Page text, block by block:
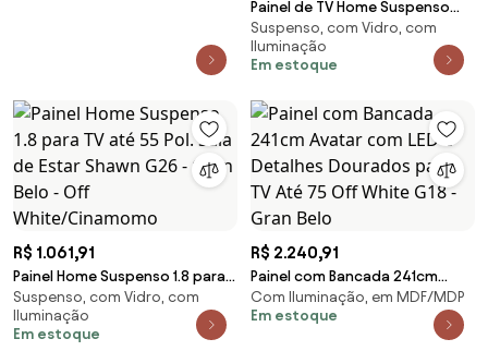
Painel de TV Home Suspenso
Pérola 180cm Imbuia/Preto -
Vizzato - Preto
Suspenso, com Vidro, com
Iluminação
Em estoque
R$ 1.061,91
Painel Home Suspenso 1.8 para
TV até 55 Pol. Sala de Estar
Shawn G26 - Gran Belo - Off
White/Cinamomo
Suspenso, com Vidro, com
Iluminação
Em estoque
R$ 2.240,91
Painel com Bancada 241cm
Avatar com LED e Detalhes
Dourados para TV Até 75 Off
Com Iluminação, em MDF/MDP
Em estoque